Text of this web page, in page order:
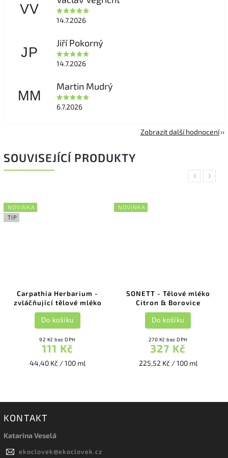
VV
14.7.2026
JP
Jiří Pokorný
14.7.2026
MM
Martin Mudrý
6.7.2026
Zobrazit další hodnocení
SOUVISEJÍCÍ PRODUKTY
Previous
NOVINKA
TIP
Carpathia Herbarium -
zvláčňující tělové mléko
92 Kč bez DPH
111 Kč
44,40 Kč / 100 ml
Do košíku
NOVINKA
SONETT - Tělové mléko
Citron & Borovice
270 Kč bez DPH
327 Kč
225,52 Kč / 100 ml
Do košíku
Next
KONTAKT
Katarina Veselá
ekoclovek@ekoclovek.cz